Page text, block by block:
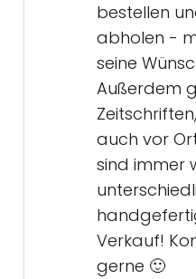
bestellen
abholen -
seine
Außerdem
auch vor
sind immer
Verkauf!
gerne 🙂